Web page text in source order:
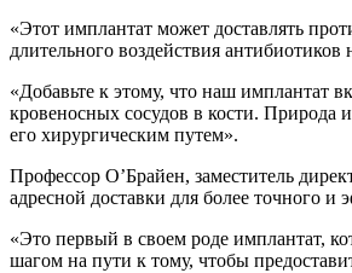
«Этот имплантат может доставлять
длительного воздействия
«Добавьте к этому, что наш имплантат
кровеносных сосудов в кости. Природа
его хирургическим путем».
Профессор О’Брайен, заместитель
адресной доставки для более точного
«Это первый в своем роде имплантат,
шагом на пути к тому, чтобы